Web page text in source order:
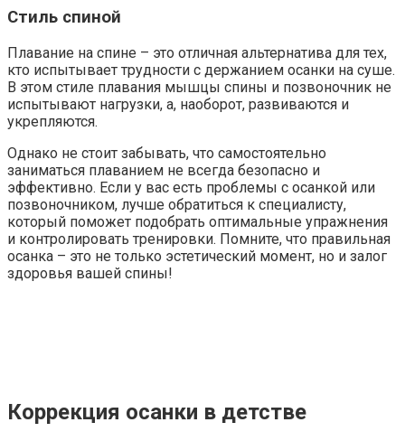
Стиль спиной
Плавание на спине – это отличная альтернатива для тех,
кто испытывает трудности с держанием осанки на суше.
В этом стиле плавания мышцы спины и позвоночник не
испытывают нагрузки, а, наоборот, развиваются и
укрепляются.
Однако не стоит забывать, что самостоятельно
заниматься плаванием не всегда безопасно и
эффективно. Если у вас есть проблемы с осанкой или
позвоночником, лучше обратиться к специалисту,
который поможет подобрать оптимальные упражнения
и контролировать тренировки. Помните, что правильная
осанка – это не только эстетический момент, но и залог
здоровья вашей спины!
Коррекция осанки в детстве